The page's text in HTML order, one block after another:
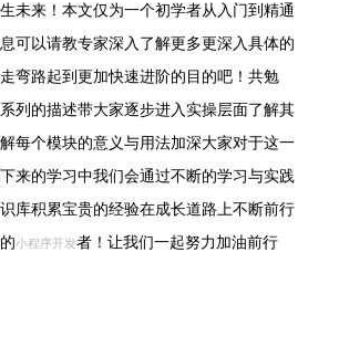
未来！本文仅为一个初学者从入门到精通
可以请教专家深入了解更多更深入具体的
弯路起到更加快速进阶的目的吧！共勉
列的描述带大家逐步进入实操层面了解其
每个模块的意义与用法加深大家对于这一
来的学习中我们会通过不断的学习与实践
库积累宝贵的经验在成长道路上不断前行
小程序开发者！让我们一起努力加油前行